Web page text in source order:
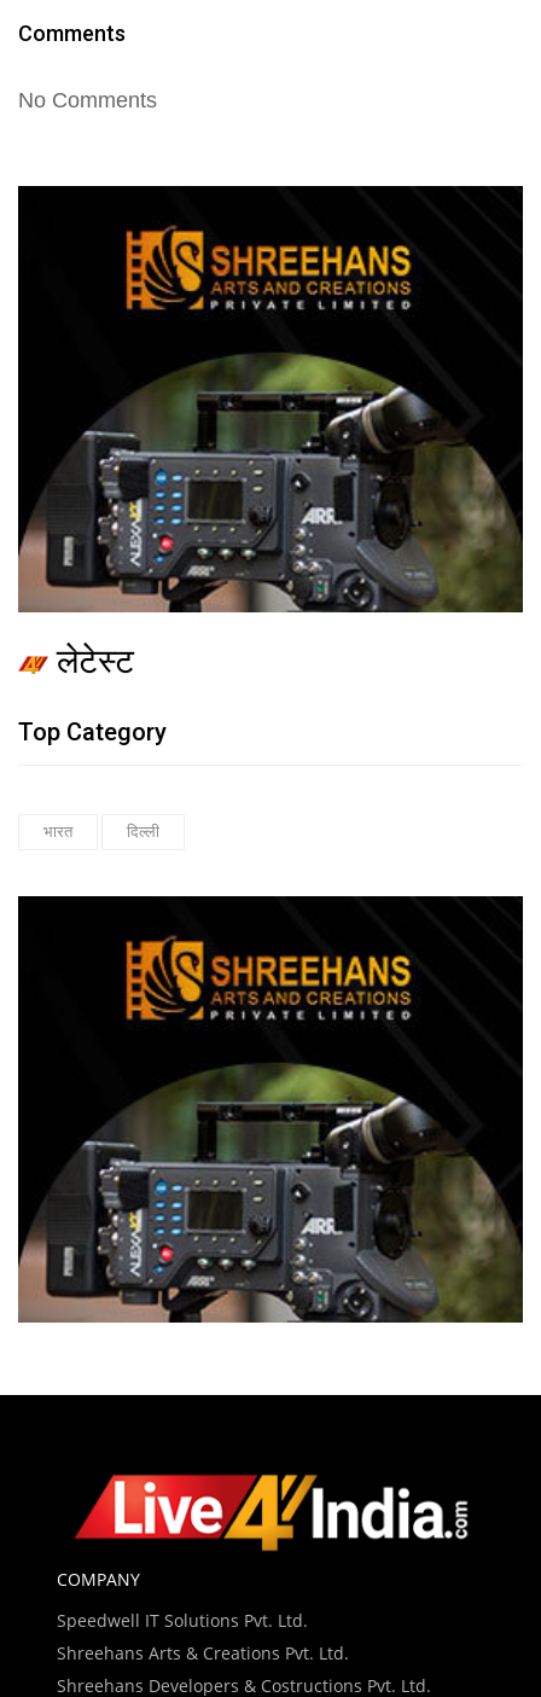
Comments
No Comments
लेटेस्ट
Top Category
भारत दिल्ली
COMPANY
Speedwell IT Solutions Pvt. Ltd.
Shreehans Arts & Creations Pvt. Ltd.
Shreehans Developers & Costructions Pvt. Ltd.